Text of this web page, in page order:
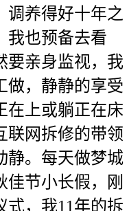
调养得好十年之
我也预备去看
要亲身监视，我
做，静静的享受
在上或躺正在床
联网拆修的带领
静。每天做梦城
佳节小长假，刚
式，我11年的拆